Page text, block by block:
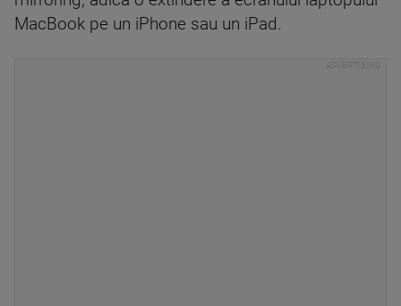
MacBook pe un iPhone sau un iPad.